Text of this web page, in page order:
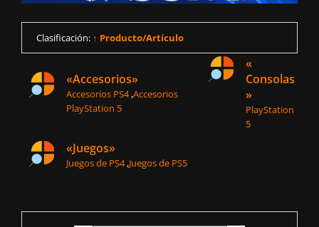
Clasificación: ↑ Producto/Artículo
«Accesorios»
Accesorios PS4,Accesorios
PlayStation 5
«
Consolas
»
PlayStation
5
«Juegos»
Juegos de PS4,Juegos de PS5